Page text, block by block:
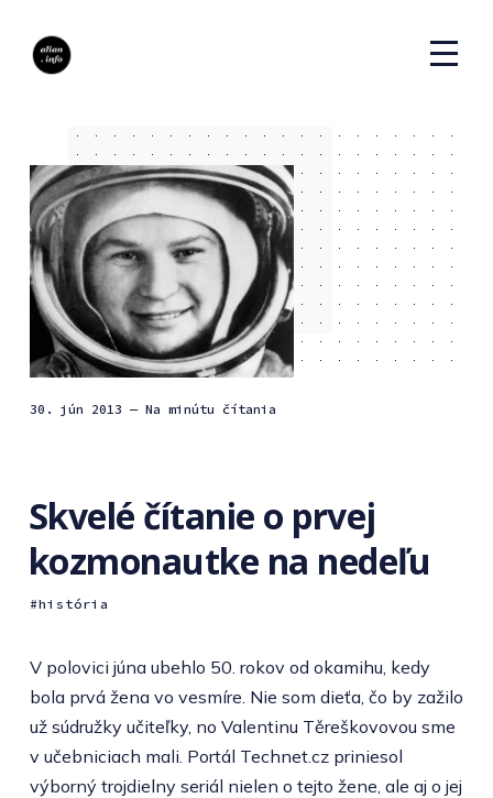
30. jún 2013 — Na minútu čítania
Skvelé čítanie o prvej
kozmonautke na nedeľu
história
V polovici júna ubehlo 50. rokov od okamihu, kedy
bola prvá žena vo vesmíre. Nie som dieťa, čo by zažilo
už súdružky učiteľky, no Valentinu Těreškovovou sme
v učebniciach mali. Portál Technet.cz priniesol
výborný trojdielny seriál nielen o tejto žene, ale aj o jej